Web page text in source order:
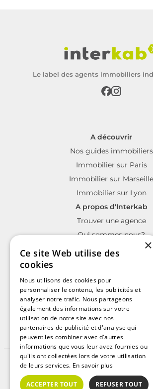
Le label des agents immobiliers
A découvrir
Nos guides immobiliers
Immobilier sur Paris
Immobilier sur Marseille
Immobilier sur Lyon
A propos d'Interkab
Trouver une agence
Qui sommes nous?
La charte Interkab
Annonces immobilières sur
Annonces immobilières sur
Annonces immobilières sur
©2025 | Tous droits réservés
Plan du site
Conditions Générales
×
Ce site Web utilise des
cookies
Nous utilisons des cookies pour
personnaliser le contenu, les publicités et
analyser notre trafic. Nous partageons
également des informations sur votre
utilisation de notre site avec nos
partenaires de publicité et d'analyse qui
peuvent les combiner avec d'autres
informations que vous leur avez fournies ou
qu'ils ont collectées lors de votre utilisation
de leurs services. En savoir plus
ACCEPTER TOUT REFUSER TOUT